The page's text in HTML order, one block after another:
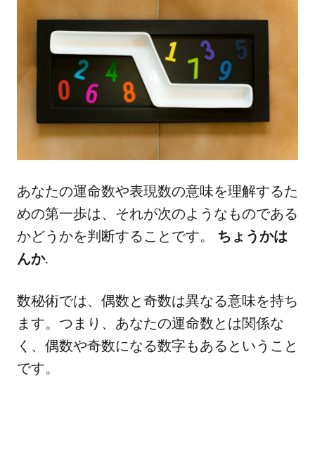
あなたの運命数や表現数の意味を理解するた
めの第一歩は、それが次のようなものである
かどうかを判断することです。 ちょうかは
んか.
数秘術では、偶数と奇数は異なる意味を持ち
ます。つまり、あなたの運命数とは関係な
く、偶数や奇数になる数字もあるということ
です。